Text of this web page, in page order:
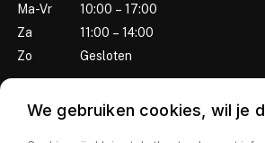
Ma-Vr
10:00 – 17:00
Za
11:00 – 14:00
Zo
Gesloten
We gebruiken cookies, wil je